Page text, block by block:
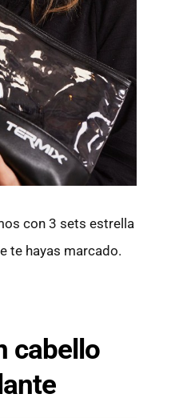
con 3 sets estrella
te hayas marcado.
cabello